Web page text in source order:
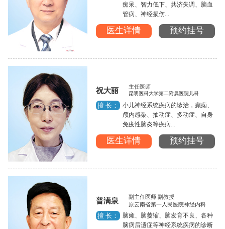
痴呆、智力低下、共济失调、脑血
管病、神经损伤...
医生详情 预约挂号
祝大丽 主任医师
昆明医科大学第二附属医院儿科
擅 长：
小儿神经系统疾病的诊治，癫痫、
颅内感染、抽动症、多动症、自身
免疫性脑炎等疾病...
医生详情 预约挂号
普满泉
副主任医师 副教授
原云南省第一人民医院神经内科
擅 长：
脑瘫、脑萎缩、脑发育不良、各种
脑病后遗症等神经系统疾病的诊断